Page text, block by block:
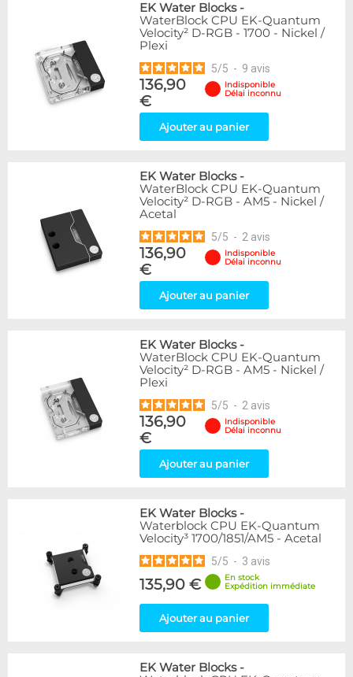
EK Water Blocks-
WaterBlock CPU EK-Quantum
Velocity² D-RGB - 1700 - Nickel /
Plexi
5/5 - 9 avis
136,90
€
Indisponible
Délai inconnu
Ajouter au panier
EK Water Blocks-
WaterBlock CPU EK-Quantum
Velocity² D-RGB - AM5 - Nickel /
Acetal
5/5 - 2 avis
136,90
€
Indisponible
Délai inconnu
Ajouter au panier
EK Water Blocks-
WaterBlock CPU EK-Quantum
Velocity² D-RGB - AM5 - Nickel /
Plexi
5/5 - 2 avis
136,90
€
Indisponible
Délai inconnu
Ajouter au panier
EK Water Blocks-
Waterblock CPU EK-Quantum
Velocity³ 1700/1851/AM5 - Acetal
5/5 - 3 avis
135,90 €
En stock
Expédition immédiate
Ajouter au panier
EK Water Blocks-